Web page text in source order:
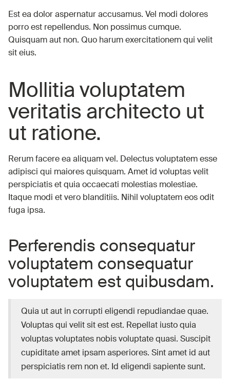
Est ea dolor aspernatur accusamus. Vel modi dolores
porro est repellendus. Non possimus cumque.
Quisquam aut non. Quo harum exercitationem qui velit
sit eius.
Mollitia voluptatem
veritatis architecto ut
ut ratione.
Rerum facere ea aliquam vel. Delectus voluptatem esse
adipisci qui maiores quisquam. Amet id voluptas velit
perspiciatis et quia occaecati molestias molestiae.
Itaque modi et vero blanditiis. Nihil voluptatem eos odit
fuga ipsa.
Perferendis consequatur
voluptatem consequatur
voluptatem est quibusdam.
Quia ut aut in corrupti eligendi repudiandae quae.
Voluptas qui velit sit est est. Repellat iusto quia
voluptas voluptates nobis voluptate quasi. Suscipit
cupiditate amet ipsam asperiores. Sint amet id aut
perspiciatis rem non et. Id eligendi sapiente sunt.